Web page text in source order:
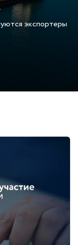
экспортеры